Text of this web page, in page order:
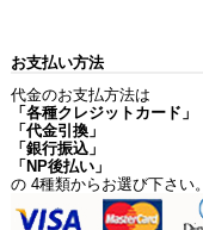
お支払い方法
代金のお支払方法は
「各種クレジットカード」
「代金引換」
「銀行振込」
「NP後払い」
の 4種類からお選び下さい。